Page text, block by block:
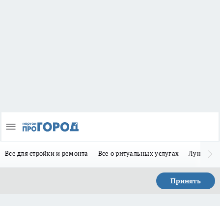
Все для стройки и ремонта Все о ритуальных услугах Лунно-
Принять